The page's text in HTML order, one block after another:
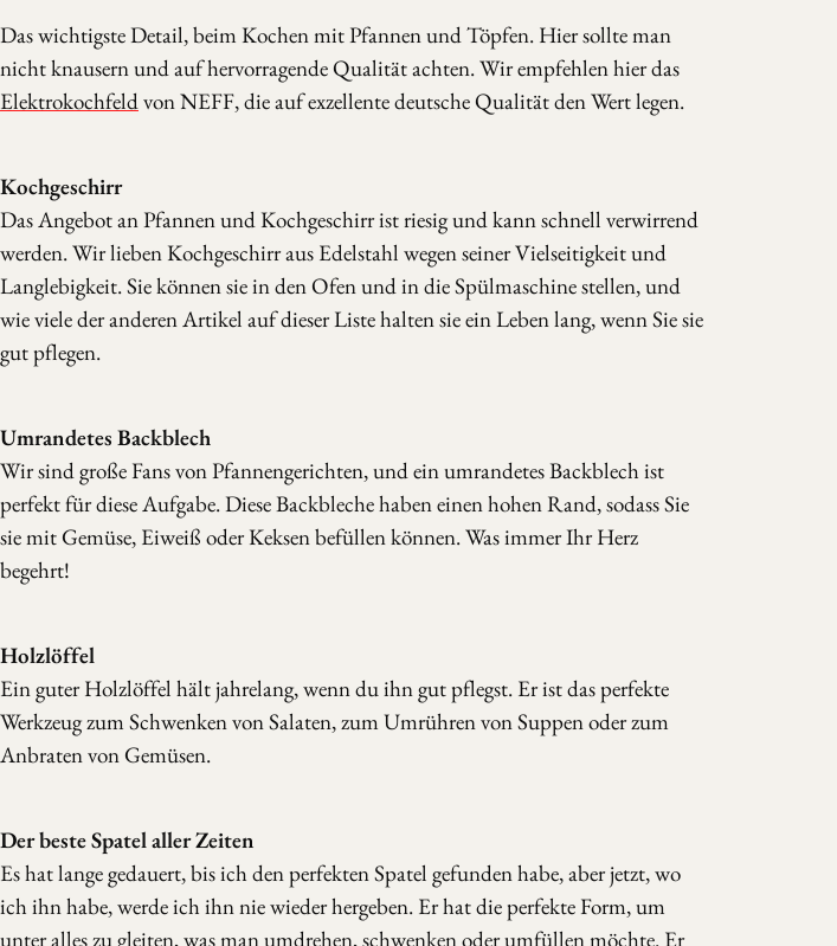
Das wichtigste Detail, beim Kochen mit Pfannen und Töpfen. Hier sollte man
nicht knausern und auf hervorragende Qualität achten. Wir empfehlen hier das
Elektrokochfeldvon NEFF, die auf exzellente deutsche Qualität den Wert legen.
Kochgeschirr
Das Angebot an Pfannen und Kochgeschirr ist riesig und kann schnell verwirrend
werden. Wir lieben Kochgeschirr aus Edelstahl wegen seiner Vielseitigkeit und
Langlebigkeit. Sie können sie in den Ofen und in die Spülmaschine stellen, und
wie viele der anderen Artikel auf dieser Liste halten sie ein Leben lang, wenn Sie sie
gut pflegen.
Umrandetes Backblech
Wir sind große Fans von Pfannengerichten, und ein umrandetes Backblech ist
perfekt für diese Aufgabe. Diese Backbleche haben einen hohen Rand, sodass Sie
sie mit Gemüse, Eiweiß oder Keksen befüllen können. Was immer Ihr Herz
begehrt!
Holzlöffel
Ein guter Holzlöffel hält jahrelang, wenn du ihn gut pflegst. Er ist das perfekte
Werkzeug zum Schwenken von Salaten, zum Umrühren von Suppen oder zum
Anbraten von Gemüsen.
Der beste Spatel aller Zeiten
Es hat lange gedauert, bis ich den perfekten Spatel gefunden habe, aber jetzt, wo
ich ihn habe, werde ich ihn nie wieder hergeben. Er hat die perfekte Form, um
unter alles zu gleiten, was man umdrehen, schwenken oder umfüllen möchte. Er